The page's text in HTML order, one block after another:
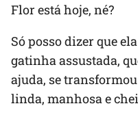
Flor está hoje, né?
Só posso dizer que
gatinha assustada,
ajuda, se
linda, manhosa e